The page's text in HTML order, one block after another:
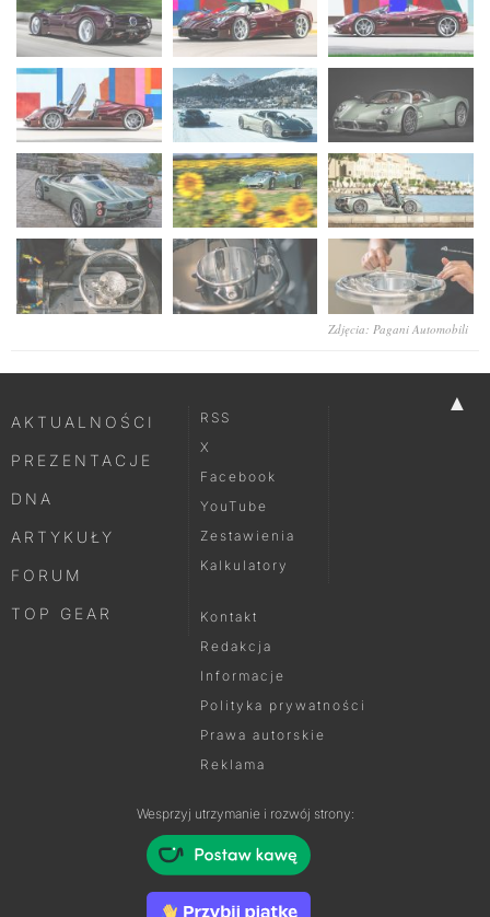
Zdjęcia: Pagani Automobili
▲
AKTUALNOŚCI
PREZENTACJE
DNA
ARTYKUŁY
FORUM
TOP GEAR
RSS
X
Facebook
YouTube
Zestawienia
Kalkulatory
Kontakt
Redakcja
Informacje
Polityka prywatności
Prawa autorskie
Reklama
Wesprzyj utrzymanie i rozwój strony: